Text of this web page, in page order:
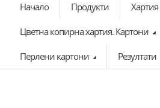
Начало
Продукти
Цветна копирна хартия. Картони
Перлени картони Резултати